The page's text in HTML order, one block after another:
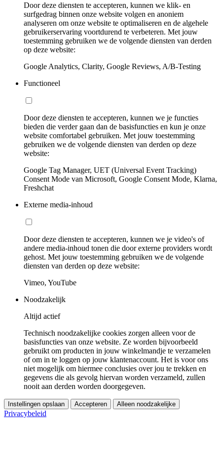
Door deze diensten te accepteren, kunnen we klik- en
surfgedrag binnen onze website volgen en anoniem
analyseren om onze website te optimaliseren en de algehele
gebruikerservaring voortdurend te verbeteren. Met jouw
toestemming gebruiken we de volgende diensten van derden
op deze website:
Google Analytics, Clarity, Google Reviews, A/B-Testing
Functioneel
Door deze diensten te accepteren, kunnen we je functies
bieden die verder gaan dan de basisfuncties en kun je onze
website comfortabel gebruiken. Met jouw toestemming
gebruiken we de volgende diensten van derden op deze
website:
Google Tag Manager, UET (Universal Event Tracking)
Consent Mode van Microsoft, Google Consent Mode, Klarna,
Freshchat
Externe media-inhoud
Door deze diensten te accepteren, kunnen we je video's of
andere media-inhoud tonen die door externe providers wordt
gehost. Met jouw toestemming gebruiken we de volgende
diensten van derden op deze website:
Vimeo, YouTube
Noodzakelijk
Altijd actief
Technisch noodzakelijke cookies zorgen alleen voor de
basisfuncties van onze website. Ze worden bijvoorbeeld
gebruikt om producten in jouw winkelmandje te verzamelen
of om in te loggen op jouw klantenaccount. Het is voor ons
niet mogelijk om hiermee conclusies over jou te trekken en
gegevens die als gevolg hiervan worden verzameld, zullen
nooit aan derden worden doorgegeven.
Instellingen opslaan Accepteren Alleen noodzakelijke
Privacybeleid